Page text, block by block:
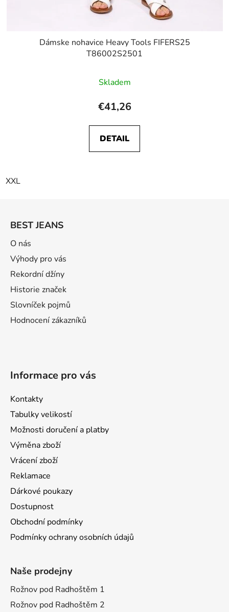
Dámske nohavice Heavy Tools FIFERS25
T86002S2501
Skladem
€41,26
DETAIL
XXL
BEST JEANS
O nás
Výhody pro vás
Rekordní džíny
Historie značek
Slovníček pojmů
Hodnocení zákazníků
Informace pro vás
Kontakty
Tabulky velikostí
Možnosti doručení a platby
Výměna zboží
Vrácení zboží
Reklamace
Dárkové poukazy
Dostupnost
Obchodní podmínky
Podmínky ochrany osobních údajů
Naše prodejny
Rožnov pod Radhoštěm 1
Rožnov pod Radhoštěm 2